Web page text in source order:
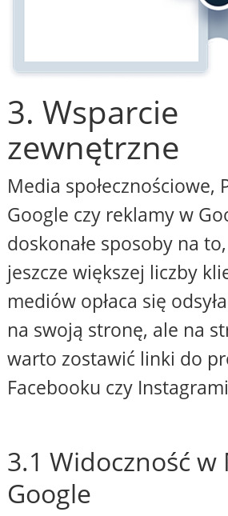
3. Wsparcie
zewnętrzne
Media społecznościowe,
Google czy reklamy w
doskonałe sposoby na
jeszcze większej liczby
mediów opłaca się
na swoją stronę, ale na
warto zostawić linki do
Facebooku czy
3.1 Widoczność w
Google